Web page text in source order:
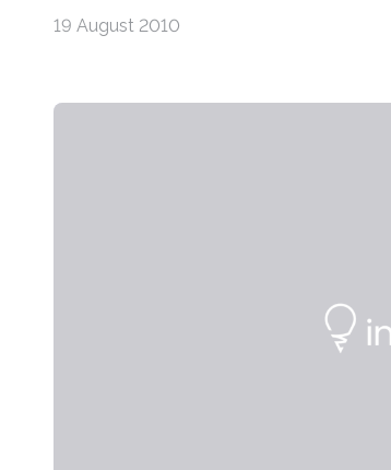
19 August 2010